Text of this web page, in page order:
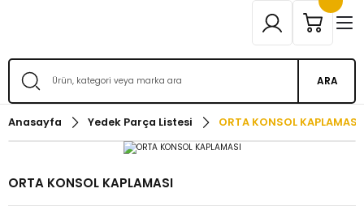
ARA
Anasayfa Yedek Parça Listesi ORTA KONSOL KAPLAMASI
ORTA KONSOL KAPLAMASI